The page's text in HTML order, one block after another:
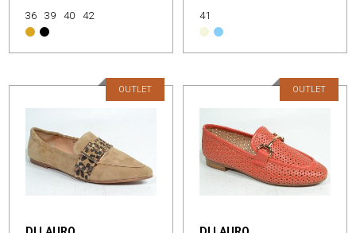
36 39 40 42 41
OUTLET OUTLET